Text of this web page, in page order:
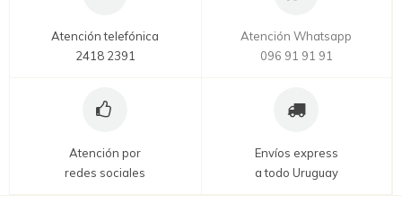
Atención telefónica
2418 2391
Atención Whatsapp
096 91 91 91
Atención por
redes sociales
Envíos express
a todo Uruguay